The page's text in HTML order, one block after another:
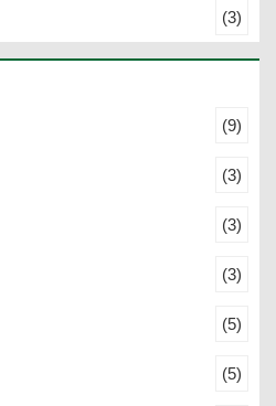
(3)
(9)
(3)
(3)
(3)
(5)
(5)